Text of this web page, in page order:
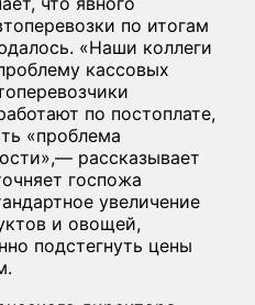
по итогам
«Наши коллеги
кассовых
по постоплате,
«проблема
рассказывает
госпожа
увеличение
и овощей,
подстегнуть цены